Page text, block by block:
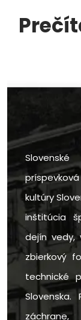
kultúry
inštitúcia
dejín vedy,
zbierkový
technické